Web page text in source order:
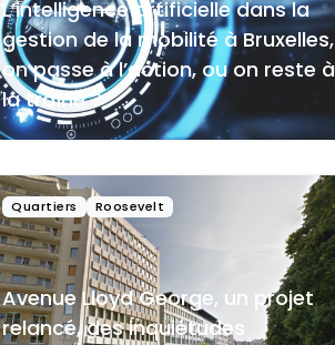
L’intelligence artificielle dans la
gestion de la mobilité à Bruxelles,
on passe à l’action, ou on reste à
la traîne ?
Quartiers Roosevelt
Avenue Lloyd George, un projet
relancé, des inquiétudes